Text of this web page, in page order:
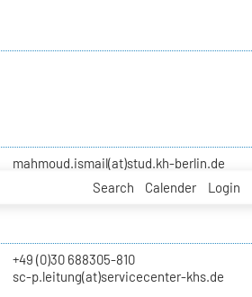
Search Calender Login
mahmoud.ismail(at)stud.kh-berlin.de
+49 (0)30 688305-810
sc-p.leitung(at)servicecenter-khs.de